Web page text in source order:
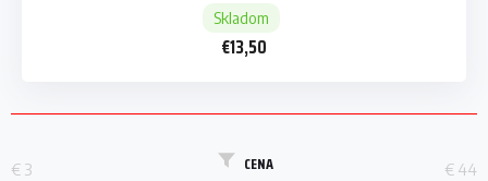
Skladom
€13,50
CENA
€ 3 € 44